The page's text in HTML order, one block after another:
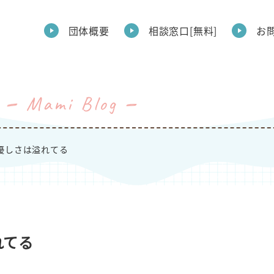
団体概要 相談窓口[無料] お
Mami Blog
しさは溢れてる
る